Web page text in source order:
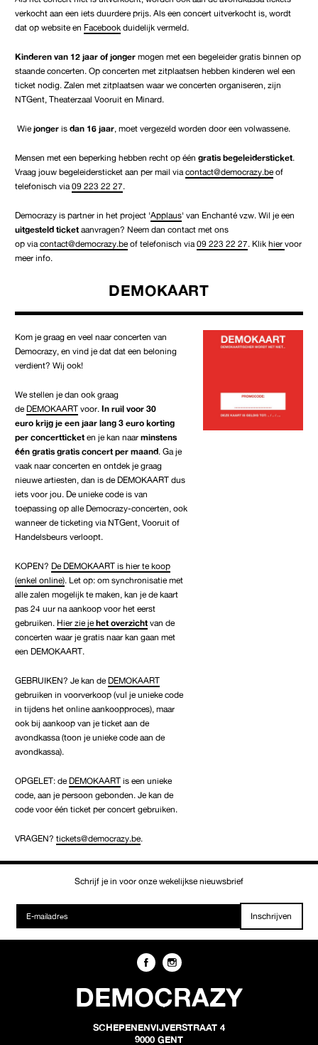
verkocht aan een iets duurdere prijs. Als een concert uitverkocht is, wordt
dat op website en Facebook duidelijk vermeld.
Kinderen van 12 jaar of jonger mogen met een begeleider gratis binnen op
staande concerten. Op concerten met zitplaatsen hebben kinderen wel een
ticket nodig. Zalen met zitplaatsen waar we concerten organiseren, zijn
NTGent, Theaterzaal Vooruit en Minard.
Wiejonger is dan 16 jaar , moet vergezeld worden door een volwassene.
Mensen met een beperking hebben recht op één gratis begeleidersticket.
Vraag jouw begeleidersticket aan per mail via contact@democrazy.beof
telefonisch via 09 223 22 27.
Democrazy is partner in het project 'Applaus' van Enchanté vzw. Wil je een
uitgesteld ticket aanvragen? Neem dan contact met ons
op via contact@democrazy.beof telefonisch via 09 223 22 27. Klik hier voor
meer info.
DEMOKAART
Kom je graag en veel naar concerten van
Democrazy, en vind je dat dat een beloning
verdient? Wij ook!
We stellen je dan ook graag
de DEMOKAARTvoor. In ruil voor 30
euro krijg je een jaar lang 3 euro korting
per concertticket en je kan naar minstens
één gratis gratis concert per maand. Ga je
vaak naar concerten en ontdek je graag
nieuwe artiesten, dan is de DEMOKAART dus
iets voor jou. De unieke code is van
toepassing op alle Democrazy-concerten, ook
wanneer de ticketing via NTGent, Vooruit of
Handelsbeurs verloopt.
KOPEN? De DEMOKAART is hier te koop
(enkel online). Let op: om synchronisatie met
alle zalen mogelijk te maken, kan je de kaart
pas 24 uur na aankoop voor het eerst
gebruiken. Hier zie jehet overzichtvan de
concerten waar je gratis naar kan gaan met
een DEMOKAART.
GEBRUIKEN? Je kan de DEMOKAART
gebruiken in voorverkoop (vul je unieke code
in tijdens het online aankoopproces), maar
ook bij aankoop van je ticket aan de
avondkassa (toon je unieke code aan de
avondkassa).
OPGELET: de DEMOKAARTis een unieke
code, aan je persoon gebonden. Je kan de
code voor één ticket per concert gebruiken.
VRAGEN? tickets@democrazy.be.
Schrijf je in voor onze wekelijkse nieuwsbrief
Inschrijven
DEMOCRAZY
SCHEPENENVIJVERSTRAAT 4
9000 GENT